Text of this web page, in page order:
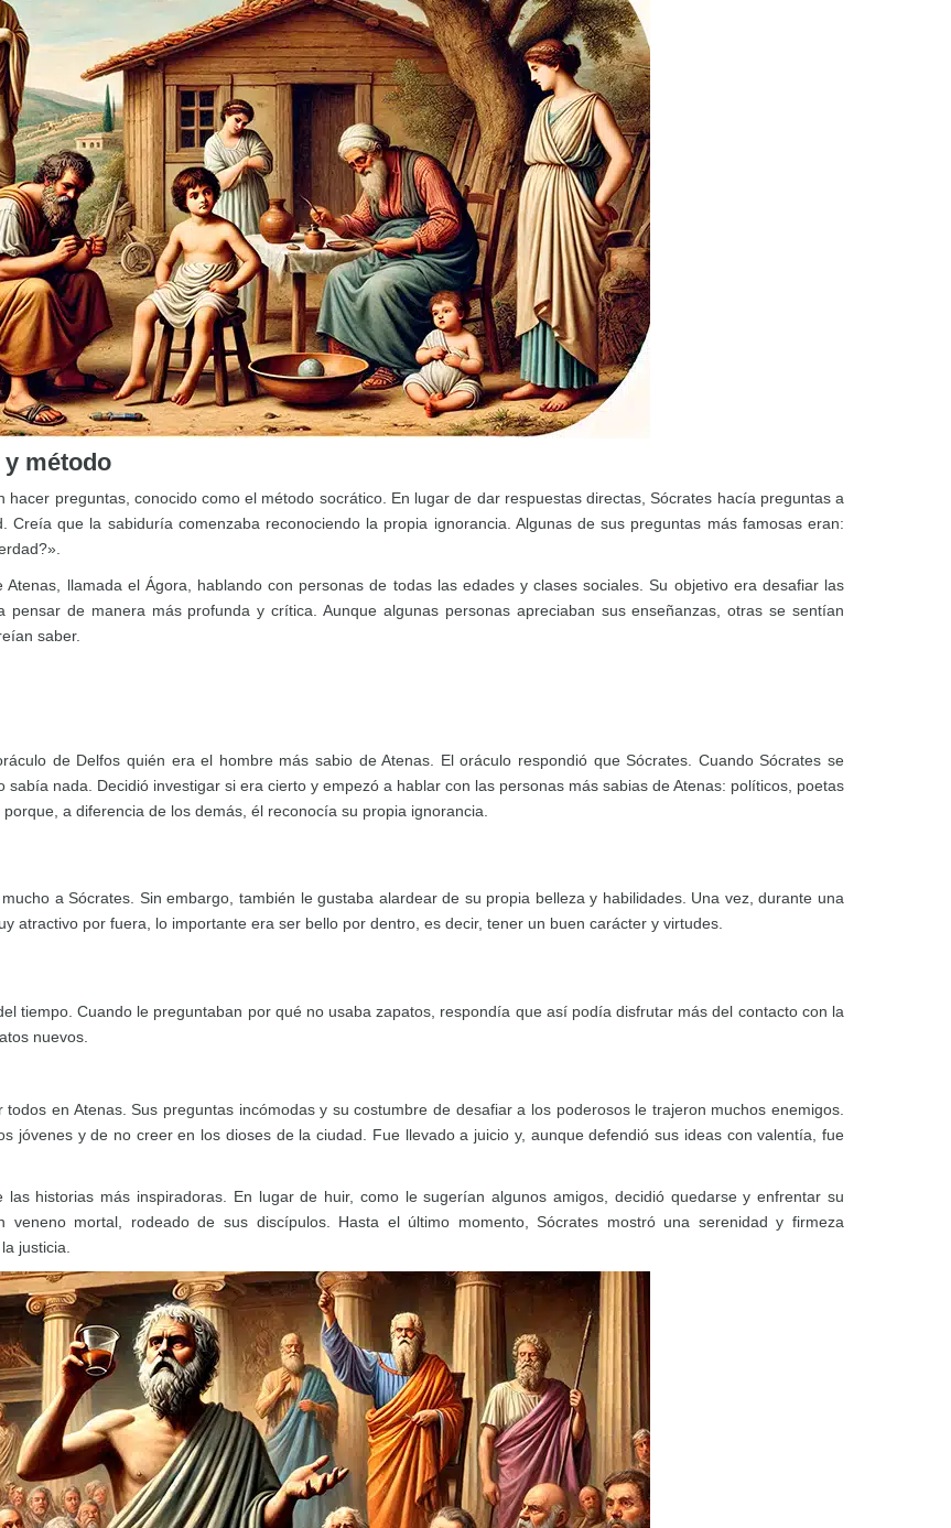
método
preguntas, conocido como el método socrático. En lugar de dar respuestas directas, Sócrates hacía preguntas a
que la sabiduría comenzaba reconociendo la propia ignorancia. Algunas de sus preguntas más famosas eran:
llamada el Ágora, hablando con personas de todas las edades y clases sociales. Su objetivo era desafiar las
de manera más profunda y crítica. Aunque algunas personas apreciaban sus enseñanzas, otras se sentían
saber.
de Delfos quién era el hombre más sabio de Atenas. El oráculo respondió que Sócrates. Cuando Sócrates se
nada. Decidió investigar si era cierto y empezó a hablar con las personas más sabias de Atenas: políticos, poetas
a diferencia de los demás, él reconocía su propia ignorancia.
a Sócrates. Sin embargo, también le gustaba alardear de su propia belleza y habilidades. Una vez, durante una
atractivo por fuera, lo importante era ser bello por dentro, es decir, tener un buen carácter y virtudes.
tiempo. Cuando le preguntaban por qué no usaba zapatos, respondía que así podía disfrutar más del contacto con la
nuevos.
en Atenas. Sus preguntas incómodas y su costumbre de desafiar a los poderosos le trajeron muchos enemigos.
jóvenes y de no creer en los dioses de la ciudad. Fue llevado a juicio y, aunque defendió sus ideas con valentía, fue
historias más inspiradoras. En lugar de huir, como le sugerían algunos amigos, decidió quedarse y enfrentar su
mortal, rodeado de sus discípulos. Hasta el último momento, Sócrates mostró una serenidad y firmeza
justicia.